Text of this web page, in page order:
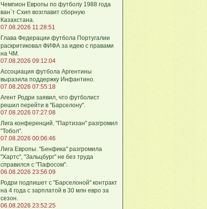
Чемпион Европы по футболу 1988 года
ван`т Схип возглавит сборную
Казахстана.
07.08.2026 11:28:51
Глава Федерации футбола Португалии
раскритиковал ФИФА за идею с правами
на ЧМ.
07.08.2026 09:12:04
Ассоциация футбола Аргентины
выразила поддержку Инфантино.
07.08.2026 07:55:18
Агент Родри заявил, что футболист
решил перейти в "Барселону".
07.08.2026 07:27:08
Лига кoнференций. "Партизан" разгромил
"Тобол".
07.08.2026 00:06:46
Лига Европы. "Бенфика" разгромила
"Хартс", "Зальцбург" не без труда
справился с "Пафосом".
06.08.2026 23:56:09
Родри подпишет с "Барселоной" контракт
на 4 года с зарплатой в 30 млн евро за
сезон.
06.08.2026 23:52:25